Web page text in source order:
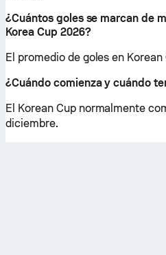
¿Cuántos goles se marcan de
Korea Cup 2026?
El promedio de goles en Korean
¿Cuándo comienza y cuándo
El Korean Cup normalmente
diciembre.